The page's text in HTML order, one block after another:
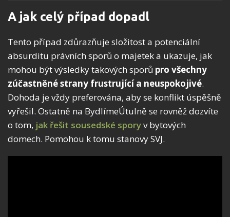
A jak celý případ dopadl
Tento případ zdůrazňuje složitost a potenciální
absurditu právních sporů o majetek a ukazuje, jak
mohou být výsledky takových sporů pro všechny
zúčastněné strany frustrující a neuspokojivé.
Dohoda je vždy preferována, aby se konflikt úspěšně
vyřešil. Ostatně na BydlímeÚtulně se rovněž dozvíte
o tom, jak řešit sousedské sporyv bytových
domech. Pomohou k tomu stanovy SVJ.